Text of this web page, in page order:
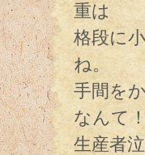
重は
格段に
ね。
手間を
なんて
生産者